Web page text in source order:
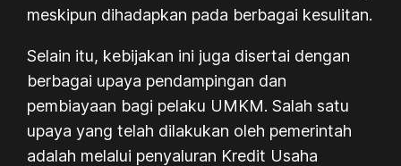
meskipun dihadapkan pada berbagai kesulitan.
Selain itu, kebijakan ini juga disertai dengan
berbagai upaya pendampingan dan
pembiayaan bagi pelaku UMKM. Salah satu
upaya yang telah dilakukan oleh pemerintah
adalah melalui penyaluran Kredit Usaha